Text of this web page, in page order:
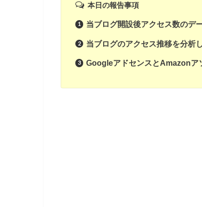
本日の報告事項
当ブログ開設後アクセス数のデ
当ブログのアクセス推移を分析
GoogleアドセンスとAmazonア